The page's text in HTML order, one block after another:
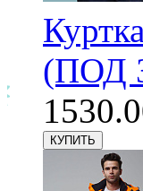
(ПОД